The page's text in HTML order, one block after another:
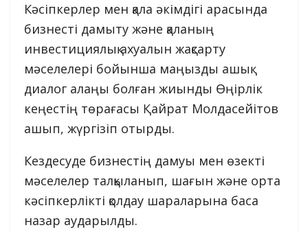
Кәсіпкерлер мен қала әкімдігі арасында
бизнесті дамыту және қаланың
инвестициялық ахуалын жақсарту
мәселелері бойынша маңызды ашық
диалог алаңы болған жиынды Өңірлік
кеңестің төрағасы Қайрат Молдасейітов
ашып, жүргізіп отырды.
Кездесуде бизнестің дамуы мен өзекті
мәселелер талқыланып, шағын және орта
кәсіпкерлікті қолдау шараларына баса
назар аударылды.